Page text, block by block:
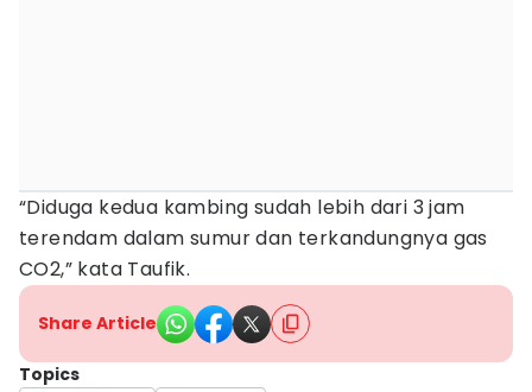
“Diduga kedua kambing sudah lebih dari 3 jam
terendam dalam sumur dan terkandungnya gas
CO2,” kata Taufik.
Share Article
Topics